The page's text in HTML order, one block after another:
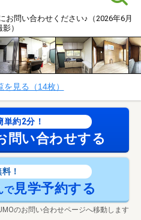
お問い合わせください♪（2026年6月
影）
見る（14枚）
単約2分！
問い合わせする
！
で見学予約する
のお問い合わせページへ移動します